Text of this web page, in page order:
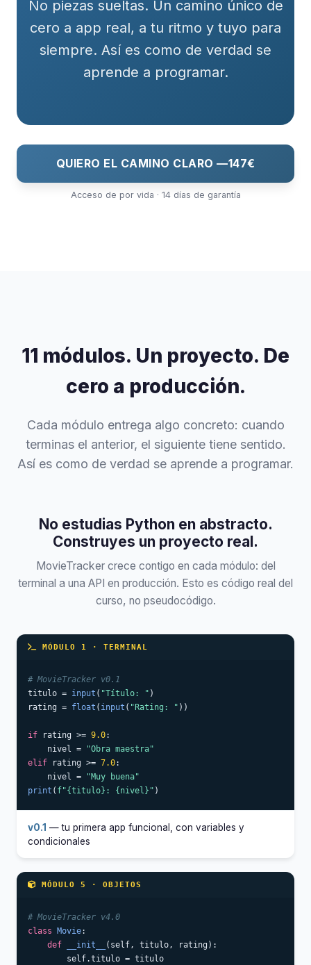
No piezas sueltas. Un camino único de
cero a app real, a tu ritmo y tuyo para
siempre. Así es como de verdad se
aprende a programar.
QUIERO EL CAMINO CLARO —147€
Acceso de por vida · 14 días de garantía
11 módulos. Un proyecto. De
cero a producción.
Cada módulo entrega algo concreto: cuando
terminas el anterior, el siguiente tiene sentido.
Así es como de verdad se aprende a programar.
No estudias Python en abstracto.
Construyes un proyecto real.
MovieTracker crece contigo en cada módulo: del
terminal a una API en producción. Esto es código real del
curso, no pseudocódigo.
MÓDULO 1 · TERMINAL
# MovieTracker v0.1
titulo = input ( "Título: " )
rating = float ( input ( "Rating: " ))
if rating >= 9.0:
    nivel =
"Obra maestra"
elif rating >= 7.0:
    nivel =
"Muy buena"
print ( f"{titulo}: {nivel}" )
v0.1 — tu primera app funcional, con variables y
condicionales
MÓDULO 5 · OBJETOS
# MovieTracker v4.0
class
Movie:
def
__init__
(self, titulo, rating):
        self.titulo = titulo